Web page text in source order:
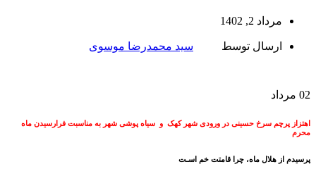
مرداد 2, 1402
ارسال توسط سید محمدرضا موسوی
02 مرداد
اهتزاز پرچم سرخ حسینی در ورودی شهر کهک و سیاه پوشی شهر به مناسبت فرارسیدن ماه
محرم
پرسیدم از هلال ماه، چرا قامتت خم اسـت